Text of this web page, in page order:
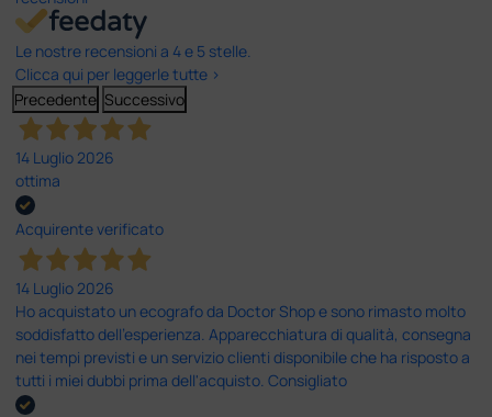
Le nostre recensioni a 4 e 5 stelle.
Clicca qui per leggerle tutte >
Precedente Successivo
14 Luglio 2026
ottima
Acquirente verificato
14 Luglio 2026
Ho acquistato un ecografo da Doctor Shop e sono rimasto molto
soddisfatto dell'esperienza. Apparecchiatura di qualità, consegna
nei tempi previsti e un servizio clienti disponibile che ha risposto a
tutti i miei dubbi prima dell'acquisto. Consigliato